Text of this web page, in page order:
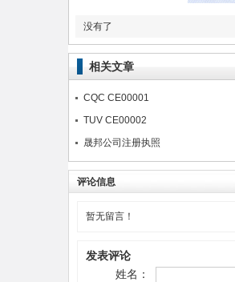
没有了
相关文章
CQC CE00001
TUV CE00002
晟邦公司注册执照
评论信息
暂无留言！
发表评论
姓名：